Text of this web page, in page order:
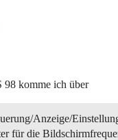
komme ich über
Anzeige/
für die